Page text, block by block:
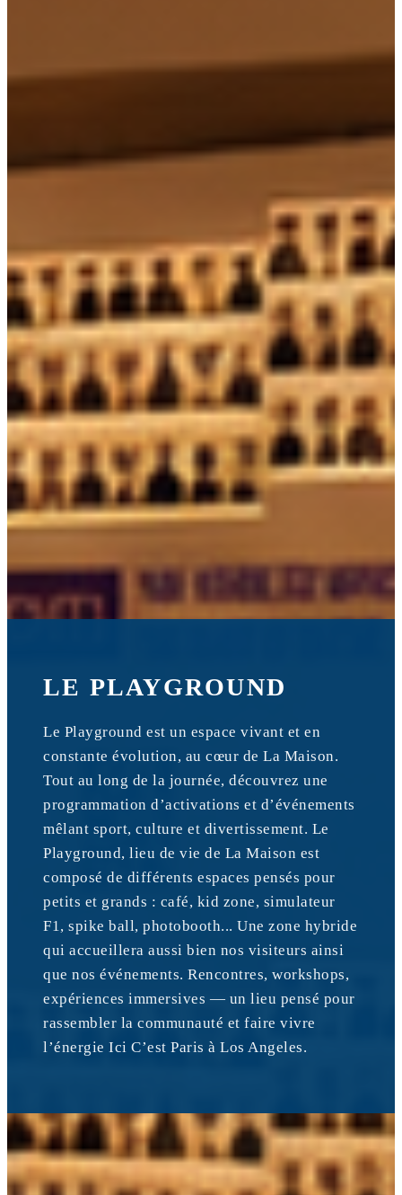
LE PLAYGROUND
Le Playground est un espace vivant et en
constante évolution, au cœur de La Maison.
Tout au long de la journée, découvrez une
programmation d’activations et d’événements
mêlant sport, culture et divertissement. Le
Playground, lieu de vie de La Maison est
composé de différents espaces pensés pour
petits et grands : café, kid zone, simulateur
F1, spike ball, photobooth... Une zone hybride
qui accueillera aussi bien nos visiteurs ainsi
que nos événements. Rencontres, workshops,
expériences immersives — un lieu pensé pour
rassembler la communauté et faire vivre
l’énergie Ici C’est Paris à Los Angeles.